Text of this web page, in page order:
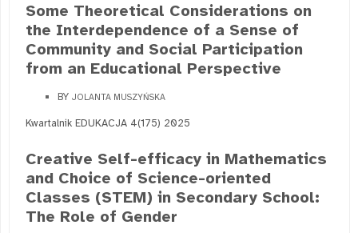
Some Theoretical Considerations on
the Interdependence of a Sense of
Community and Social Participation
from an Educational Perspective
BY JOLANTA MUSZYŃSKA
Kwartalnik EDUKACJA 4(175) 2025
Creative Self-efficacy in Mathematics
and Choice of Science-oriented
Classes (STEM) in Secondary School:
The Role of Gender